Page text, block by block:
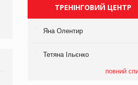
ТРЕНІНГОВИЙ ЦЕНТР
Яна Олентир
Тетяна Ільєнко
повний